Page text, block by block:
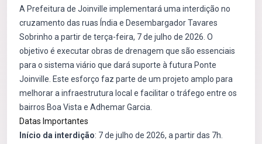
A Prefeitura de Joinville implementará uma interdição no
cruzamento das ruas Índia e Desembargador Tavares
Sobrinho a partir de terça-feira, 7 de julho de 2026. O
objetivo é executar obras de drenagem que são essenciais
para o sistema viário que dará suporte à futura Ponte
Joinville. Este esforço faz parte de um projeto amplo para
melhorar a infraestrutura local e facilitar o tráfego entre os
bairros Boa Vista e Adhemar Garcia.
Datas Importantes
Início da interdição: 7 de julho de 2026, a partir das 7h.